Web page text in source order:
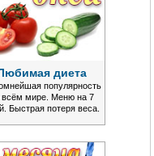
диета
популярность
всём мире. Меню на 7
Быстрая потеря веса.